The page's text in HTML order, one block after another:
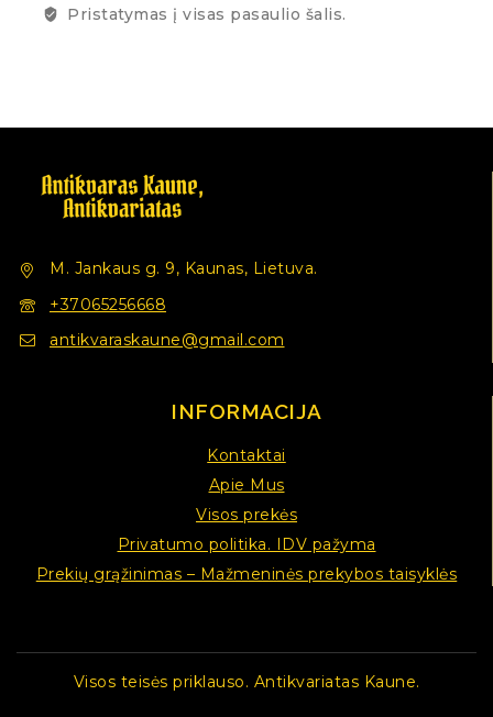
Pristatymas į visas pasaulio šalis.
M. Jankaus g. 9, Kaunas, Lietuva.
+37065256668
antikvaraskaune@gmail.com
INFORMACIJA
Kontaktai
Apie Mus
Visos prekės
Privatumo politika. IDV pažyma
Prekių grąžinimas – Mažmeninės prekybos taisyklės
Visos teisės priklauso. Antikvariatas Kaune.